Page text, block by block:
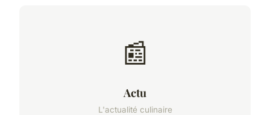
📰
Actu
L'actualité culinaire